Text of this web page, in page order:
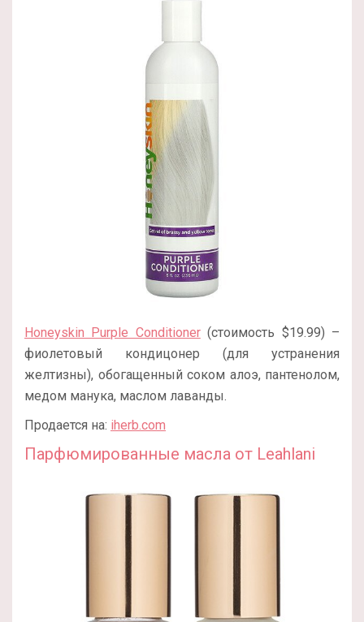
Honeyskin Purple Conditioner(стоимость $19.99) –
фиолетовый кондицонер (для устранения
желтизны), обогащенный соком алоэ, пантенолом,
медом манука, маслом лаванды.
Продается на: iherb.com
Парфюмированные масла от Leahlani